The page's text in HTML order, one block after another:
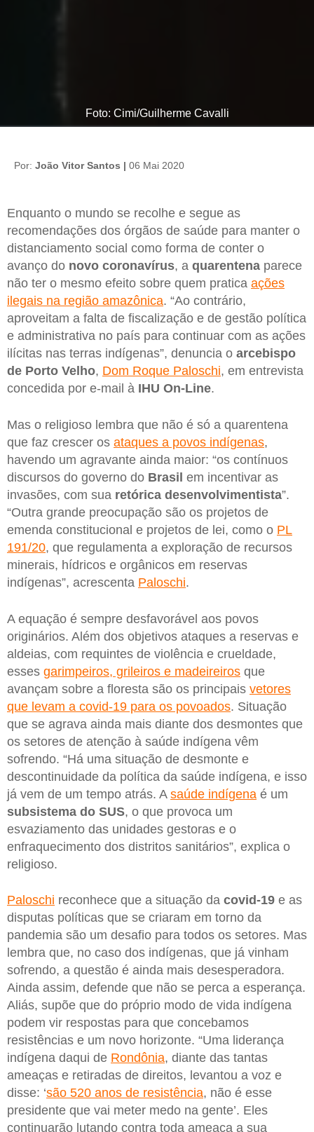
Foto: Cimi/Guilherme Cavalli
Por: João Vitor Santos | 06 Mai 2020
Enquanto o mundo se recolhe e segue as
recomendações dos órgãos de saúde para manter o
distanciamento social como forma de conter o
avanço do novo coronavírus, a quarentena parece
não ter o mesmo efeito sobre quem pratica ações
ilegais na região amazônica. “Ao contrário,
aproveitam a falta de fiscalização e de gestão política
e administrativa no país para continuar com as ações
ilícitas nas terras indígenas”, denuncia o arcebispo
de Porto Velho, Dom Roque Paloschi, em entrevista
concedida por e-mail à IHU On-Line.
Mas o religioso lembra que não é só a quarentena
que faz crescer os ataques a povos indígenas,
havendo um agravante ainda maior: “os contínuos
discursos do governo do Brasil em incentivar as
invasões, com sua retórica desenvolvimentista”.
“Outra grande preocupação são os projetos de
emenda constitucional e projetos de lei, como o PL
191/20, que regulamenta a exploração de recursos
minerais, hídricos e orgânicos em reservas
indígenas”, acrescenta Paloschi.
A equação é sempre desfavorável aos povos
originários. Além dos objetivos ataques a reservas e
aldeias, com requintes de violência e crueldade,
esses garimpeiros, grileiros e madeireiros que
avançam sobre a floresta são os principais vetores
que levam a covid-19 para os povoados. Situação
que se agrava ainda mais diante dos desmontes que
os setores de atenção à saúde indígena vêm
sofrendo. “Há uma situação de desmonte e
descontinuidade da política da saúde indígena, e isso
já vem de um tempo atrás. A saúde indígena é um
subsistema do SUS, o que provoca um
esvaziamento das unidades gestoras e o
enfraquecimento dos distritos sanitários”, explica o
religioso.
Paloschi reconhece que a situação da covid-19 e as
disputas políticas que se criaram em torno da
pandemia são um desafio para todos os setores. Mas
lembra que, no caso dos indígenas, que já vinham
sofrendo, a questão é ainda mais desesperadora.
Ainda assim, defende que não se perca a esperança.
Aliás, supõe que do próprio modo de vida indígena
podem vir respostas para que concebamos
resistências e um novo horizonte. “Uma liderança
indígena daqui de Rondônia, diante das tantas
ameaças e retiradas de direitos, levantou a voz e
disse: ‘são 520 anos de resistência, não é esse
presidente que vai meter medo na gente’. Eles
continuarão lutando contra toda ameaça a sua